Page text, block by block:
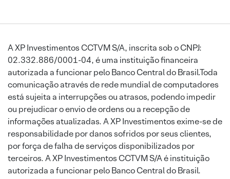
A XP Investimentos CCTVM S/A, inscrita sob o CNPJ:
02.332.886/0001-04, é uma instituição financeira
autorizada a funcionar pelo Banco Central do Brasil.Toda
comunicação através de rede mundial de computadores
está sujeita a interrupções ou atrasos, podendo impedir
ou prejudicar o envio de ordens ou a recepção de
informações atualizadas. A XP Investimentos exime-se de
responsabilidade por danos sofridos por seus clientes,
por força de falha de serviços disponibilizados por
terceiros. A XP Investimentos CCTVM S/A é instituição
autorizada a funcionar pelo Banco Central do Brasil.